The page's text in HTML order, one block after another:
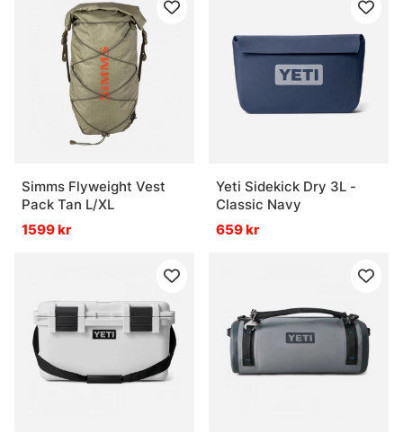
Simms Flyweight Vest
Pack Tan L/XL
1599 kr
Yeti Sidekick Dry 3L -
Classic Navy
659 kr